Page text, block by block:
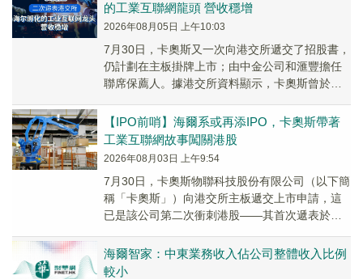
的工業互聯網龍頭 營收穩增
2026年08月05日 上午10:03
7月30日，卡奧斯又一次向港交所遞交了招股書，
仍計劃在主板掛牌上市；由中金公司和滙豐擔任
聯席保薦人。據港交所資料顯示，卡奧斯曾於
【IPO前哨】海爾系或再添IPO，卡奧斯帶著
工業互聯網故事闖關港股
2026年08月03日 上午9:54
7月30日，卡奧斯物聯科技股份有限公司（以下簡
稱「卡奧斯」）向港交所主板遞交上市申請，這
已是該公司第二次衝刺港股——其首次遞表於今
海爾智家：中東業務收入佔公司整體收入比例
較小